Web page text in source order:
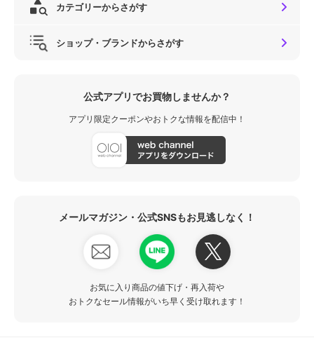
カテゴリーからさがす
ショップ・ブランドからさがす
公式アプリでお買物しませんか？
アプリ限定クーポンやおトクな情報を配信中！
メールマガジン・公式SNSもお見逃しなく！
お気に入り商品の値下げ・再入荷や
おトクなセール情報がいち早く受け取れます！